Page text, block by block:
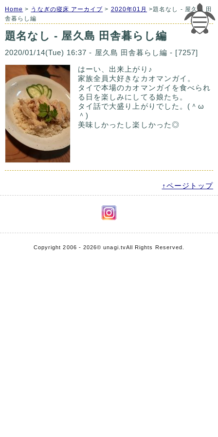
Home > うなぎの寝床 アーカイブ > 2020年01月 >題名なし - 屋久島 田
舎暮らし編
題名なし - 屋久島 田舎暮らし編
2020/01/14(Tue) 16:37 - 屋久島 田舎暮らし編 - [7257]
はーい、出来上がり♪
家族全員大好きなカオマンガイ。
タイで本場のカオマンガイを食べられ
る日を楽しみにしてる娘たち。
タイ話で大盛り上がりでした。(＾ω
＾)
美味しかったし楽しかった◎
↑ページトップ
Copyright 2006 - 2026© unagi.tvAll Rights Reserved.